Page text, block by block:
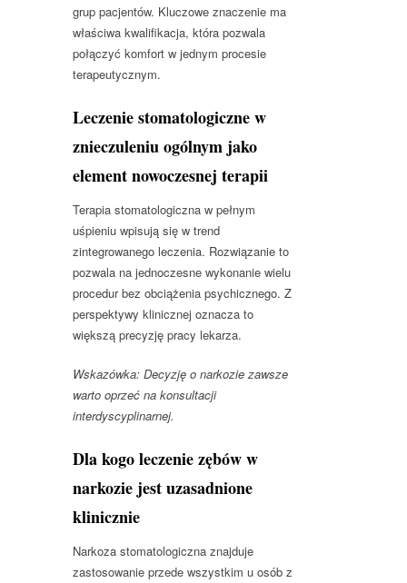
grup pacjentów. Kluczowe znaczenie ma
właściwa kwalifikacja, która pozwala
połączyć komfort w jednym procesie
terapeutycznym.
Leczenie stomatologiczne w
znieczuleniu ogólnym jako
element nowoczesnej terapii
Terapia stomatologiczna w pełnym
uśpieniu wpisują się w trend
zintegrowanego leczenia. Rozwiązanie to
pozwala na jednoczesne wykonanie wielu
procedur bez obciążenia psychicznego. Z
perspektywy klinicznej oznacza to
większą precyzję pracy lekarza.
Wskazówka: Decyzję o narkozie zawsze
warto oprzeć na konsultacji
interdyscyplinarnej.
Dla kogo leczenie zębów w
narkozie jest uzasadnione
klinicznie
Narkoza stomatologiczna znajduje
zastosowanie przede wszystkim u osób z